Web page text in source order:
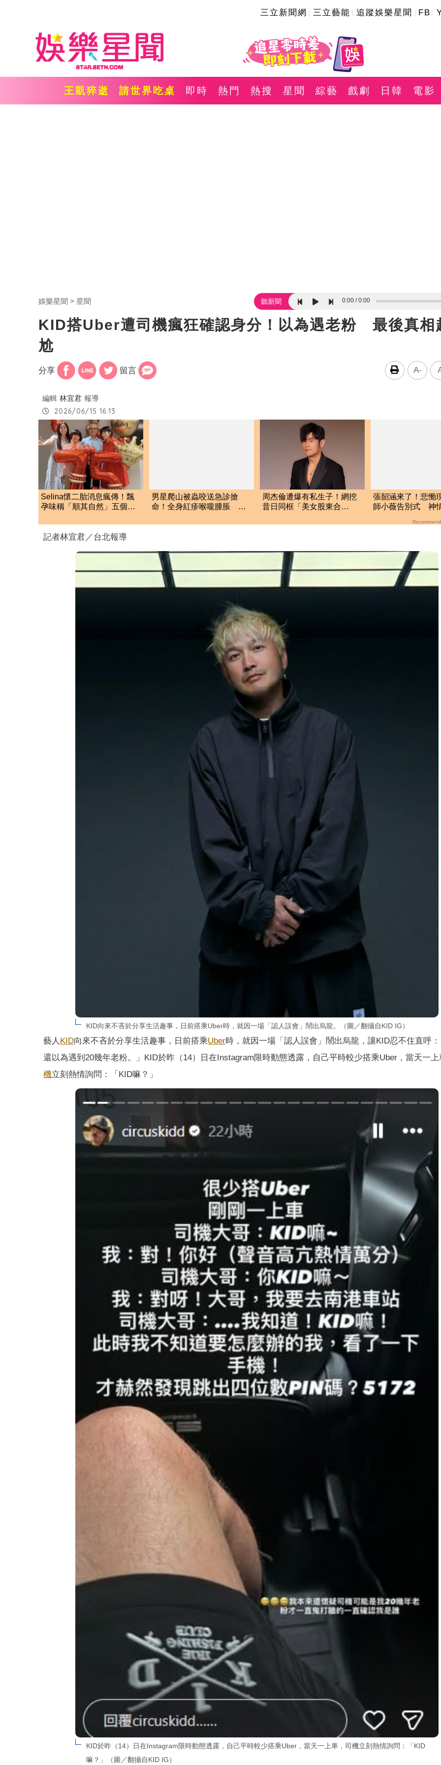
三立新聞網 三立藝能 追蹤娛樂星聞 FB
王凱猝逝 請世界吃桌 即時 熱門 熱搜 星聞 綜藝 戲劇 日韓 電影
娛樂星聞 星聞 聽新聞 0:00 0:00
KID搭Uber遭司機瘋狂確認身分！以為遇老粉 最後真相
尬
分享 留言 A-
編輯 林宜君 報導
2026/06/15 16:13
Selina懷二胎消息瘋傳！飄
孕味稱「順其自然」五個月
男星爬山被蟲咬送急診搶
命！全身紅疹喉嚨腫脹 說
周杰倫遭爆有私生子！網挖
昔日同框「美女股東合
張韶涵來了！悲慟
師小薇告別式 神
記者林宜君／台北報導
KID向來不吝於分享生活趣事，日前搭乘Uber時，就因一場「認人誤會」鬧出烏龍。（圖／翻攝自KID IG）
藝人 KID向來不吝於分享生活趣事，日前搭乘Uber時，就因一場「認人誤會」鬧出烏龍，讓KID忍不住直呼
還以為遇到20幾年老粉。」KID於昨（14）日在Instagram限時動態透露，自己平時較少搭乘Uber，當天一上
機立刻熱情詢問：「KID嘛？」
KID於昨（14）日在Instagram限時動態透露，自己平時較少搭乘Uber，當天一上車，司機立刻熱情詢問：「KID
嘛？」（圖／翻攝自KID IG）